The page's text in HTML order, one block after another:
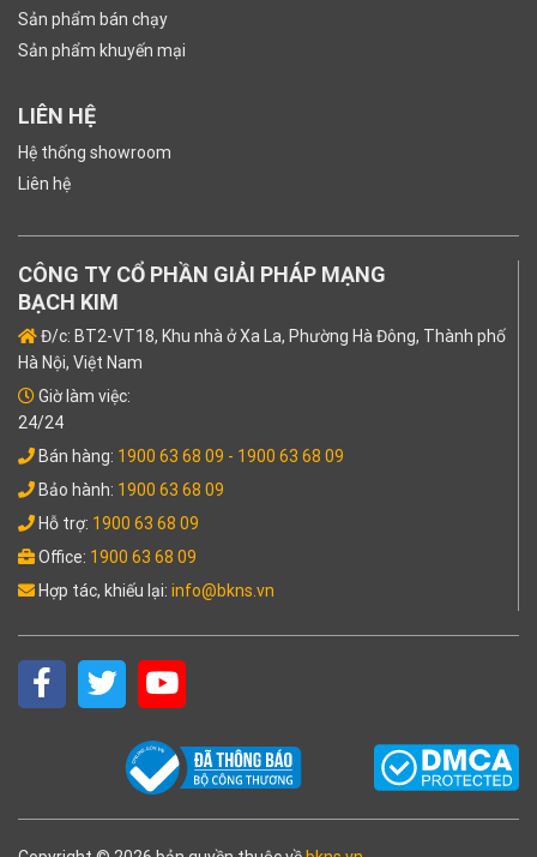
Sản phẩm bán chạy
Sản phẩm khuyến mại
LIÊN HỆ
Hệ thống showroom
Liên hệ
CÔNG TY CỔ PHẦN GIẢI PHÁP MẠNG
BẠCH KIM
Đ/c: BT2-VT18, Khu nhà ở Xa La, Phường Hà Đông, Thành phố
Hà Nội, Việt Nam
Giờ làm việc:
24/24
Bán hàng: 1900 63 68 09 - 1900 63 68 09
Bảo hành: 1900 63 68 09
Hỗ trợ: 1900 63 68 09
Office: 1900 63 68 09
Hợp tác, khiếu lại: info@bkns.vn